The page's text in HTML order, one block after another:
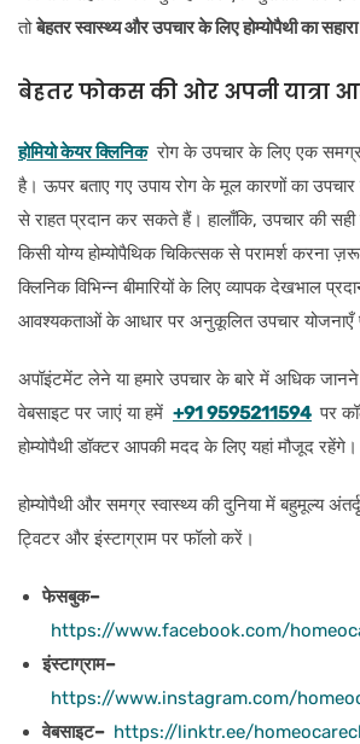
तोबेहतर स्वास्थ्य और उपचार के लिए होम्योपैथी का
बेहतर फोकस की ओर अपनी यात्रा
होमियो केयर क्लिनिकरोग के उपचार के लिए एक समग्र
है। ऊपर बताए गए उपाय रोग के मूल कारणों का
से राहत प्रदान कर सकते हैं। हालाँकि, उपचार की
किसी योग्य होम्योपैथिक चिकित्सक से परामर्श करना
क्लिनिक विभिन्न बीमारियों के लिए व्यापक देखभाल
आवश्यकताओं के आधार पर अनुकूलित उपचार योजनाएँ
अपॉइंटमेंट लेने या हमारे उपचार के बारे में अधिक जानने
वेबसाइट पर जाएं या हमें +91 9595211594 पर
होम्योपैथी डॉक्टर आपकी मदद के लिए यहां मौजूद रहेंगे।
होम्योपैथी और समग्र स्वास्थ्य की दुनिया में बहुमूल्य
ट्विटर और इंस्टाग्राम पर फॉलो करें।
फेसबुक–
https://www.facebook.com/
इंस्टाग्राम–
https://www.instagram.com/
वेबसाइट– https://linktr.ee/